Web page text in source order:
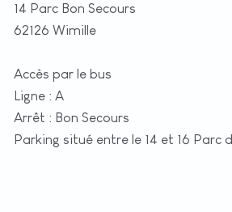
14 Parc Bon Secours
62126 Wimille
Accès par le bus
Ligne : A
Arrêt : Bon Secours
Parking situé entre le 14 et 16 Parc